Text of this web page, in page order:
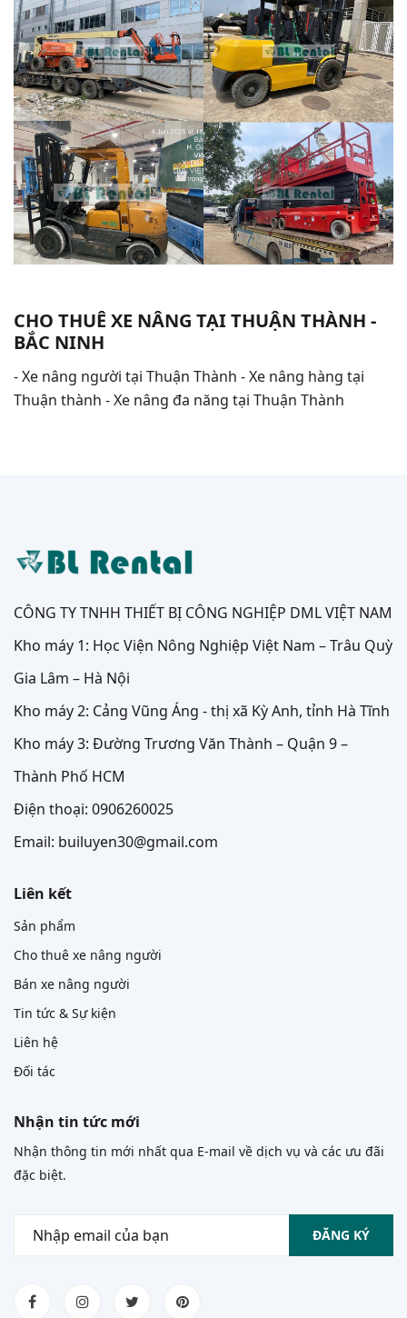
CHO THUÊ XE NÂNG TẠI THUẬN THÀNH -
BẮC NINH
- Xe nâng người tại Thuận Thành - Xe nâng hàng tại
Thuận thành - Xe nâng đa năng tại Thuận Thành
CÔNG TY TNHH THIẾT BỊ CÔNG NGHIỆP DML VIỆT NAM
Kho máy 1: Học Viện Nông Nghiệp Việt Nam – Trâu Quỳ
Gia Lâm – Hà Nội
Kho máy 2: Cảng Vũng Áng - thị xã Kỳ Anh, tỉnh Hà Tĩnh
Kho máy 3: Đường Trương Văn Thành – Quận 9 –
Thành Phố HCM
Điện thoại: 0906260025
Email: builuyen30@gmail.com
Liên kết
Sản phẩm
Cho thuê xe nâng người
Bán xe nâng người
Tin tức & Sự kiện
Liên hệ
Đối tác
Nhận tin tức mới
Nhận thông tin mới nhất qua E-mail về dịch vụ và các ưu đãi
đặc biệt.
ĐĂNG KÝ